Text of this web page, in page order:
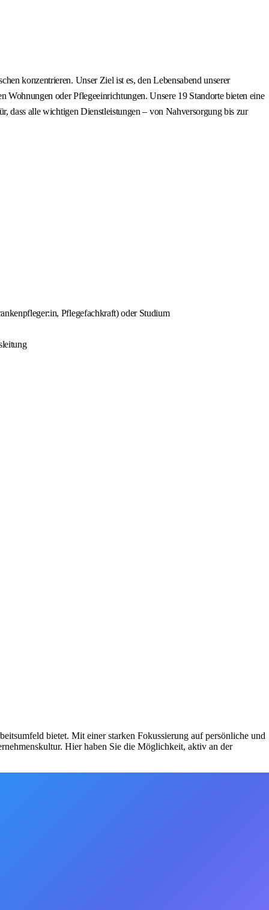
konzentrieren. Unser Ziel ist es, den Lebensabend unserer
Wohnungen oder Pflegeeinrichtungen. Unsere 19 Standorte bieten eine
dass alle wichtigen Dienstleistungen – von Nahversorgung bis zur
Pflegefachkraft) oder Studium
bietet. Mit einer starken Fokussierung auf persönliche und
Hier haben Sie die Möglichkeit, aktiv an der